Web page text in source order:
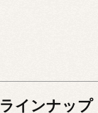
ラインナップ